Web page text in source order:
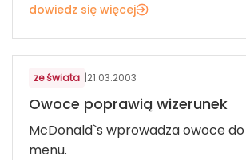
dowiedz się więcej
GASTRONOMIA
ze świata |21.03.2003
Owoce poprawią wizerunek
McDonald`s wprowadza owoce
menu.